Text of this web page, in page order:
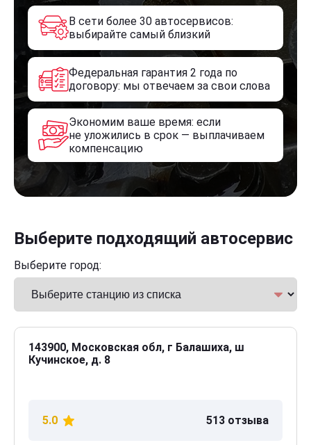
В сети более 30 автосервисов:
выбирайте самый близкий
Федеральная гарантия 2 года по
договору: мы отвечаем за свои слова
Экономим ваше время: если
не уложились в срок — выплачиваем
компенсацию
Выберите подходящий автосервис
Выберите город:
143900, Московская обл, г Балашиха, ш
Кучинское, д. 8
5.0 513 отзыва